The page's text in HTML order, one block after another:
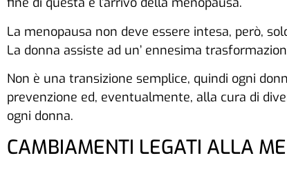
La menopausa non deve essere intesa, però,
La donna assiste ad un’ ennesima
Non è una transizione semplice, quindi ogni
prevenzione ed, eventualmente, alla cura di
ogni donna.
CAMBIAMENTI LEGATI ALLA